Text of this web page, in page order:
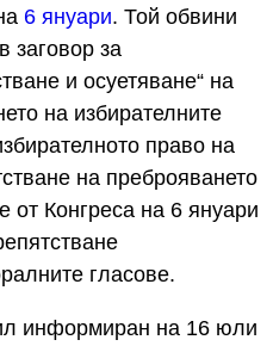
6 януари. Той обвини
заговор за
и осуетяване“ на
на избирателните
право на
на преброяването
от Конгреса на 6 януари
гласове.
информиран на 16 юли